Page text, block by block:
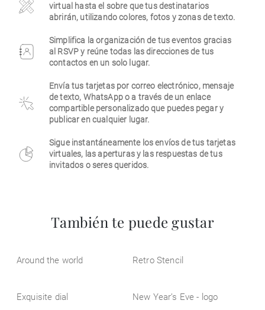
virtual hasta el sobre que tus destinatarios
abrirán, utilizando colores, fotos y zonas de texto.
Simplifica la organización de tus eventos gracias
al RSVP y reúne todas las direcciones de tus
contactos en un solo lugar.
Envía tus tarjetas por correo electrónico, mensaje
de texto, WhatsApp o a través de un enlace
compartible personalizado que puedes pegar y
publicar en cualquier lugar.
Sigue instantáneamente los envíos de tus tarjetas
virtuales, las aperturas y las respuestas de tus
invitados o seres queridos.
También te puede gustar
Around the world Retro Stencil
Exquisite dial New Year’s Eve - logo